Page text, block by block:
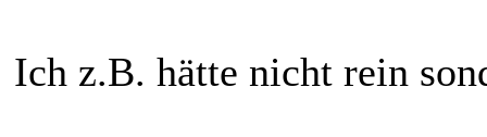
Ich z.B. hätte nicht rein